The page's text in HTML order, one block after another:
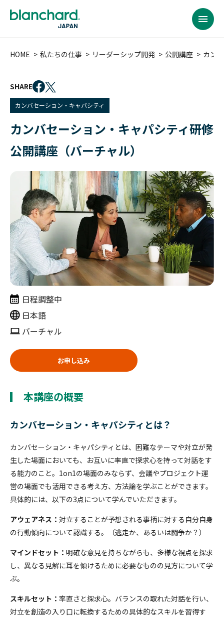
HOME 私たちの仕事 リーダーシップ開発 公開講座 カン
SHARE
カンバセーション・キャパシティ
カンバセーション・キャパシティ研修
公開講座（バーチャル）
日程調整中
日本語
バーチャル
お申し込み
本講座の概要
カンバセーション・キャパシティとは？
カンバセーション・キャパシティとは、困難なテーマや対立が発
生した場面においても、お互いに率直で探求心を持って対話をす
る能力のこと。1on1の場面のみならず、会議やプロジェクト運
営の場面でも活用できる考え方、方法論を学ぶことができます。
具体的には、以下の3点について学んでいただきます。
アウェアネス： 対立することが予想される事柄に対する自分自身
の行動傾向について認識する。（逃走か、あるいは闘争か？）
マインドセット： 明確な意見を持ちながらも、多様な視点を探求
し、異なる見解に耳を傾けるために必要なものの見方について学
ぶ。
スキルセット： 率直さと探求心。バランスの取れた対話を行い、
対立を創造の入り口に転換するための具体的なスキルを習得す